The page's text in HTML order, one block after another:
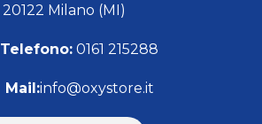
20122 Milano (MI)
Telefono: 0161 215288
Mail:info@oxystore.it